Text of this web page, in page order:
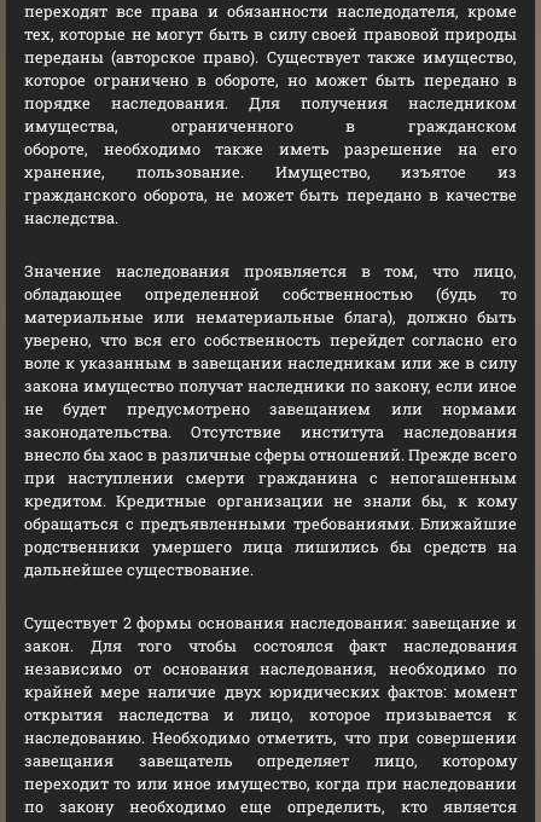
переходят все права и обязанности наследодателя, кроме
тех, которые не могут быть в силу своей правовой природы
переданы (авторское право). Существует также имущество,
которое ограничено в обороте, но может быть передано в
порядке наследования. Для получения наследником
имущества, ограниченного в гражданском
обороте, необходимо также иметь разрешение на его
хранение, пользование. Имущество, изъятое из
гражданского оборота, не может быть передано в качестве
наследства.
Значение наследования проявляется в том, что лицо,
обладающее определенной собственностью (будь то
материальные или нематериальные блага), должно быть
уверено, что вся его собственность перейдет согласно его
воле к указанным в завещании наследникам или же в силу
закона имущество получат наследники по закону, если иное
не будет предусмотрено завещанием или нормами
законодательства. Отсутствие института наследования
внесло бы хаос в различные сферы отношений. Прежде всего
при наступлении смерти гражданина с непогашенным
кредитом. Кредитные организации не знали бы, к кому
обращаться с предъявленными требованиями. Ближайшие
родственники умершего лица лишились бы средств на
дальнейшее существование.
Существует 2 формы основания наследования: завещание и
закон. Для того чтобы состоялся факт наследования
независимо от основания наследования, необходимо по
крайней мере наличие двух юридических фактов: момент
открытия наследства и лицо, которое призывается к
наследованию. Необходимо отметить, что при совершении
завещания завещатель определяет лицо, которому
переходит то или иное имущество, когда при наследовании
по закону необходимо еще определить, кто является